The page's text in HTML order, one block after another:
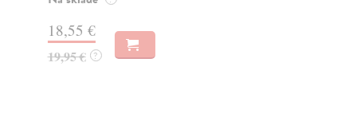
31,21 €
32,85 € ?